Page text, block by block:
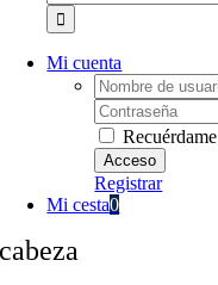
Mi cuenta
Username:
Password:
Recuérdame
Registrar
Mi cesta0
cabeza